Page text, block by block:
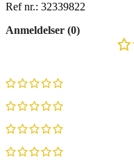
Ref nr.: 32339822
Anmeldelser (0)